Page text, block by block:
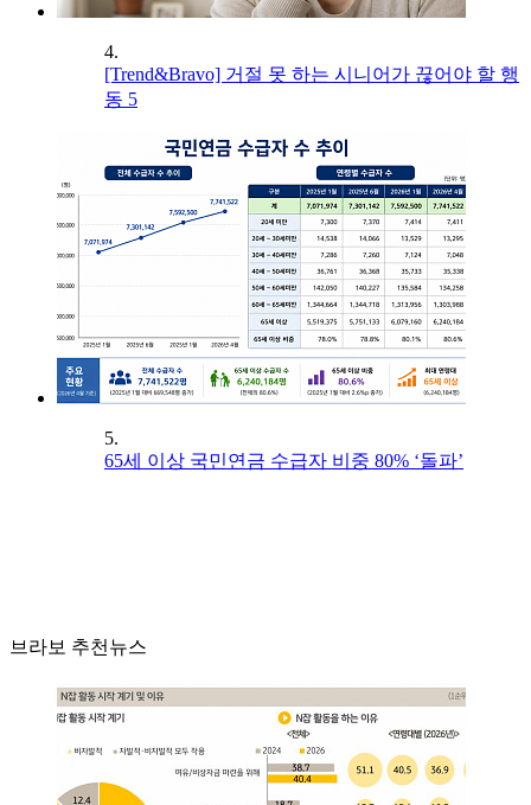
4.
[Trend&Bravo] 거절 못 하는 시니어가 끊어야 할 행
동 5
5.
65세 이상 국민연금 수급자 비중 80% ‘돌파’
브라보 추천뉴스